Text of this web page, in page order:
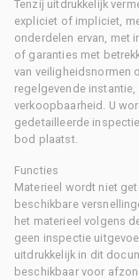
Tenzij uitdrukkelijk
expliciet of impliciet,
onderdelen ervan, met
of garanties met
van veiligheidsnormen
regelgevende
verkoopbaarheid. U
gedetailleerde
bod plaatst.
Functies
Materieel wordt niet
beschikbare
het materieel volgens
geen inspectie
uitdrukkelijk in dit
beschikbaar voor